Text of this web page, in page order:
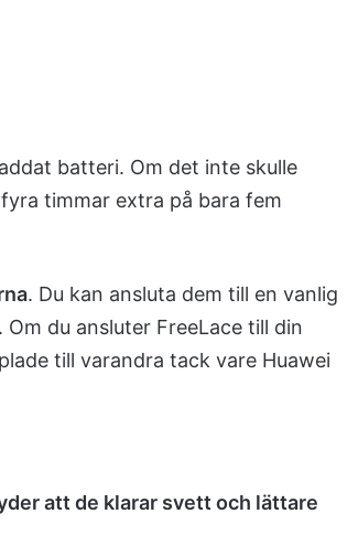
batteri. Om det inte skulle
timmar extra på bara fem
. Du kan ansluta dem till en vanlig
du ansluter FreeLace till din
till varandra tack vare Huawei
att de klarar svett och lättare